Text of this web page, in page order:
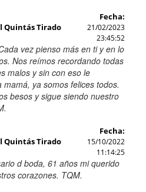
Quintás Tirado
Fecha:
21/02/2023
23:45:52
vez pienso más en ti y en lo
Nos reímos recordando todas
malos y sin con eso le
ya somos felices todos.
besos y sigue siendo nuestro
Quintás Tirado
Fecha:
15/10/2022
11:14:25
d boda, 61 años mi querido
corazones. TQM.